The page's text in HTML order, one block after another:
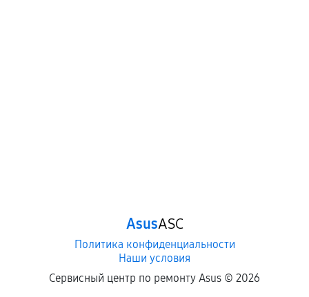
отдельных условиях.
Если комплектующие куплены
AsusASC
Политика конфиденциальности
Наши условия
Сервисный центр по ремонту Asus © 2026